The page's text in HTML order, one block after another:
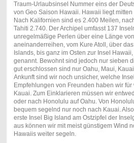
Traum-Urlaubsinsel Nummer eins der
von Geo Saison Hawaii. Hawaii liegt
Nach Kalifornien sind es 2.400 Meilen,
Tahiti 2.740. Der Archipel umfasst 137
unregelmäßige Perlen über eine Länge
aneinanderreihen, vom Kure Atoll, über
Islands, bis ganz im Osten zur Insel
genannt. Bewohnt sind jedoch nur sieben
gut erschlossen sind nur Oahu, Maui,
Ankunft sind wir noch unsicher, welche
Empfehlungen von Freunden haben wir für
Kauai. Zum Einklarieren müssen wir
oder nach Honolulu auf Oahu. Von
bequem segelnd nur noch nach Kauai.
erste Insel Big Island am Ostzipfel der
aus können wir mit meist günstigem Wind
Hawaiis weiter segeln.